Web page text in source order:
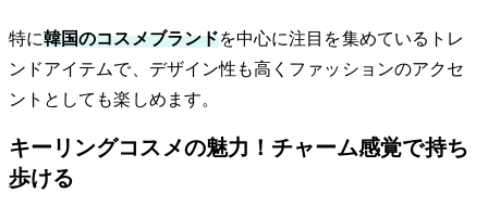
特に韓国のコスメブランドを中心に注目を集めているトレ
ンドアイテムで、デザイン性も高くファッションのアクセ
ントとしても楽しめます。
キーリングコスメの魅力！チャーム感覚で持ち
歩ける